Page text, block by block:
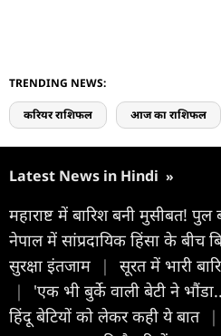
TRENDING NEWS:
करियर राशिफल आज का राशिफल
Latest News in Hindi »
महाराष्ट में बारिश बनी मुसीबत!
नेपाल में सांप्रदायिक हिंसा के बीच
सुरक्षा इंतजाम
|
सूरत में भारी
|
'एक भी बुर्के वाली बेटी ने
हिंदू बेटियों को लेकर कही ये बात |